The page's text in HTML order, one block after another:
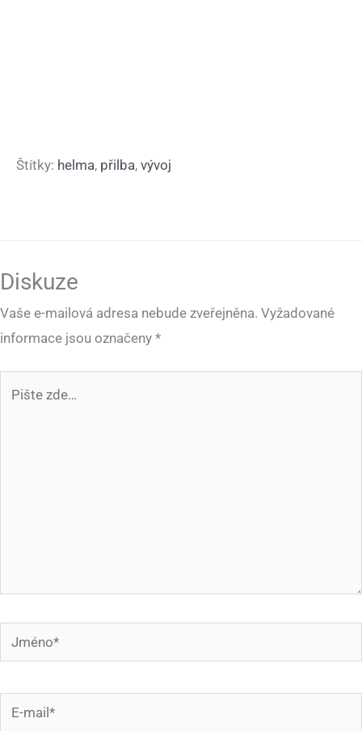
Štítky: helma, přilba, vývoj
Diskuze
Vaše e-mailová adresa nebude zveřejněna. Vyžadované
informace jsou označeny *
Jméno*